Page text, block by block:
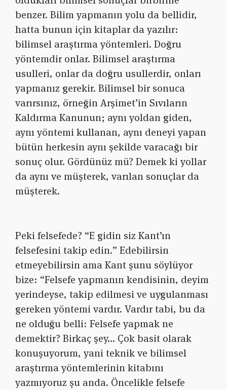
benzer. Bilim yapmanın yolu da bellidir,
hatta bunun için kitaplar da yazılır:
bilimsel araştırma yöntemleri. Doğru
yöntemdir onlar. Bilimsel araştırma
usulleri, onlar da doğru usullerdir, onları
yapmanız gerekir. Bilimsel bir sonuca
varırsınız, örneğin Arşimet’in Sıvıların
Kaldırma Kanunun; aynı yoldan giden,
aynı yöntemi kullanan, aynı deneyi yapan
bütün herkesin aynı şekilde varacağı bir
sonuç olur. Gördünüz mü? Demek ki yollar
da aynı ve müşterek, varılan sonuçlar da
müşterek.
Peki felsefede? “E gidin siz Kant’ın
felsefesini takip edin.” Edebilirsin
etmeyebilirsin ama Kant şunu söylüyor
bize: “Felsefe yapmanın kendisinin, deyim
yerindeyse, takip edilmesi ve uygulanması
gereken yöntemi vardır. Vardır tabi, bu da
ne olduğu belli: Felsefe yapmak ne
demektir? Birkaç şey… Çok basit olarak
konuşuyorum, yani teknik ve bilimsel
araştırma yöntemlerinin kitabını
yazmıyoruz şu anda. Öncelikle felsefe